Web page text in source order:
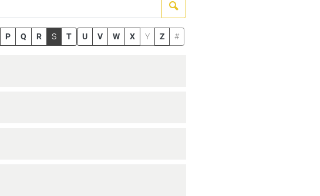
P Q R S T U V W X Y Z #